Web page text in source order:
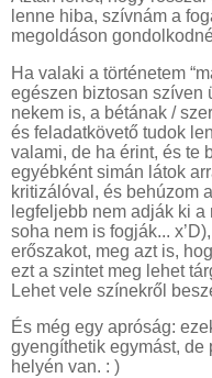
lenne hiba, szívnám a
megoldáson
Ha valaki a történetem
egészen biztosan szíven
nekem is, a bétának /
és feladatkövető tudok
valami, de ha érint, és te
egyébként simán látok
kritizálóval, és behúzom
legfeljebb nem adják ki
soha nem is fogják...
erőszakot, meg azt is,
ezt a szintet meg lehet
Lehet vele színekről
És még egy apróság:
gyengíthetik egymást, de
helyén van. : )